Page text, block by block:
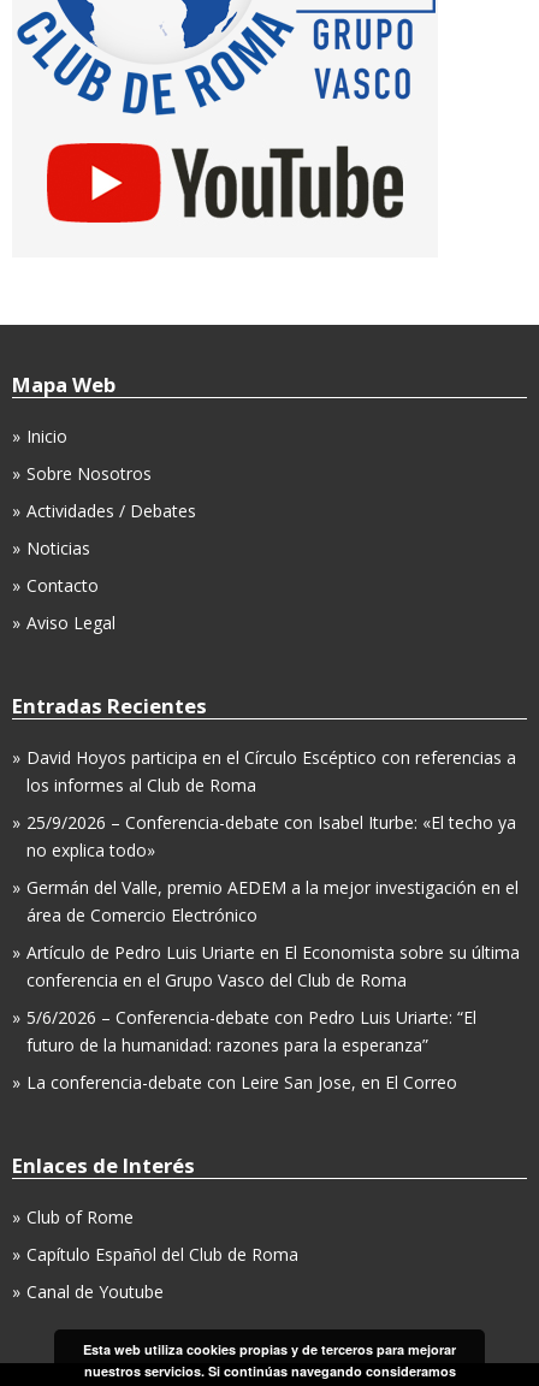
Mapa Web
Inicio
Sobre Nosotros
Actividades / Debates
Noticias
Contacto
Aviso Legal
Entradas Recientes
David Hoyos participa en el Círculo Escéptico con referencias a
los informes al Club de Roma
25/9/2026 – Conferencia-debate con Isabel Iturbe: «El techo ya
no explica todo»
Germán del Valle, premio AEDEM a la mejor investigación en el
área de Comercio Electrónico
Artículo de Pedro Luis Uriarte en El Economista sobre su última
conferencia en el Grupo Vasco del Club de Roma
5/6/2026 – Conferencia-debate con Pedro Luis Uriarte: “El
futuro de la humanidad: razones para la esperanza”
La conferencia-debate con Leire San Jose, en El Correo
Enlaces de Interés
Club of Rome
Capítulo Español del Club de Roma
Canal de Youtube
Esta web utiliza cookies propias y de terceros para mejorar
nuestros servicios. Si continúas navegando consideramos